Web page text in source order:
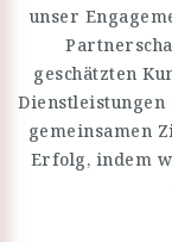
unser
geschätzten
gemeinsamen
Erfolg, indem